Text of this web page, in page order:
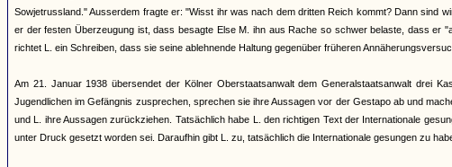
Sowjetrussland." Ausserdem fragte er: "Wisst ihr was nach dem dritten Reich kommt? Dann sind
er der festen Überzeugung ist, dass besagte Else M. ihn aus Rache so schwer belaste, dass er
richtet L. ein Schreiben, dass sie seine ablehnende Haltung gegenüber früheren
Am 21. Januar 1938 übersendet der Kölner Oberstaatsanwalt dem Generalstaatsanwalt drei
Jugendlichen im Gefängnis zusprechen, sprechen sie ihre Aussagen vor der Gestapo ab und
und L. ihre Aussagen zurückziehen. Tatsächlich habe L. den richtigen Text der Internationale
unter Druck gesetzt worden sei. Daraufhin gibt L. zu, tatsächlich die Internationale gesungen zu